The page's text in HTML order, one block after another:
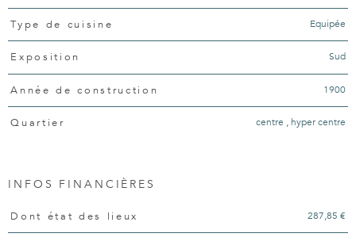
Type de cuisine Equipée
Exposition Sud
Année de construction 1900
Quartier centre , hyper centre
INFOS FINANCIÈRES
Caractéristiques Valeurs
Dont état des lieux 287,85 €